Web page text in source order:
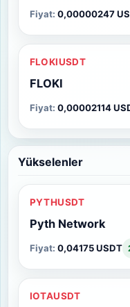
Fiyat: 0,00000247
FLOKIUSDT
FLOKI
Fiyat: 0,00002114
Yükselenler
PYTHUSDT
Pyth Network
Fiyat: 0,04175 USDT
IOTAUSDT